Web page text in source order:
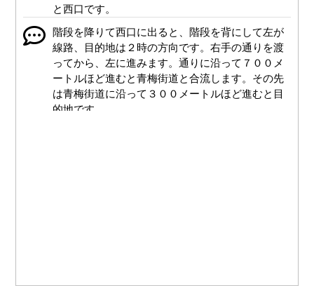
と西口です。
階段を降りて西口に出ると、階段を背にして左が
線路、目的地は２時の方向です。右手の通りを渡
ってから、左に進みます。通りに沿って７００メ
ートルほど進むと青梅街道と合流します。その先
は青梅街道に沿って３００メートルほど進むと目
的地です。